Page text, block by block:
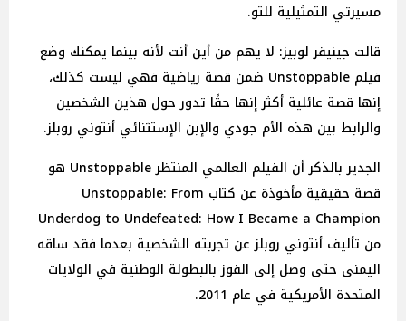
مسيرتي التمثيلية للتو.
قالت جينيفر لوبيز: لا يهم من أين أنت لأنه بينما يمكنك وضع
فيلم Unstoppable ضمن قصة رياضية فهي ليست كذلك،
إنها قصة عائلية أكثر إنها حقًا تدور حول هذين الشخصين
والرابط بين هذه الأم جودي والإبن الإستثنائي أنتوني روبلز.
الجدير بالذكر أن الفيلم العالمي المنتظر Unstoppable هو
قصة حقيقية مأخوذة عن كتاب Unstoppable: From
Underdog to Undefeated: How I Became a Champion
من تأليف أنتوني روبلز عن تجربته الشخصية بعدما فقد ساقه
اليمنى حتى وصل إلى الفوز بالبطولة الوطنية في الولايات
المتحدة الأمريكية في عام 2011.